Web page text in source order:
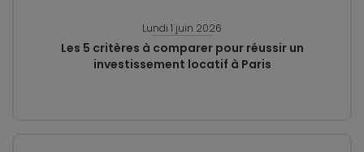
Lundi 1 juin 2026
Les 5 critères à comparer pour réussir un
investissement locatif à Paris